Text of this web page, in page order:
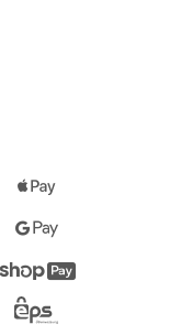
Pay
Google
Pay